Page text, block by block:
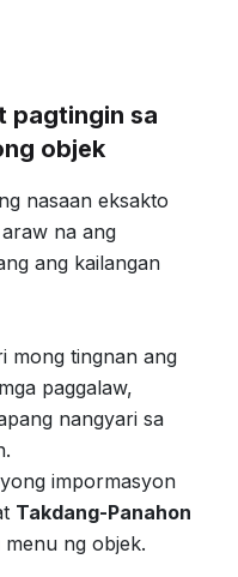
pagtingin sa
objek
nasaan eksakto
na ang
ang kailangan
mong tingnan ang
paggalaw,
nangyari sa
impormasyon
Takdang-Panahon
menu ng objek.